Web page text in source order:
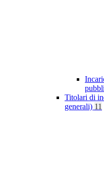
Titolari di
generali) 11